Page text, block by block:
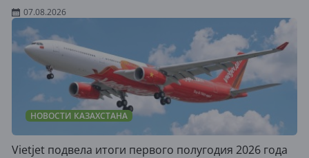
07.08.2026
НОВОСТИ КАЗАХСТАНА
Vietjet подвела итоги первого полугодия 2026 года